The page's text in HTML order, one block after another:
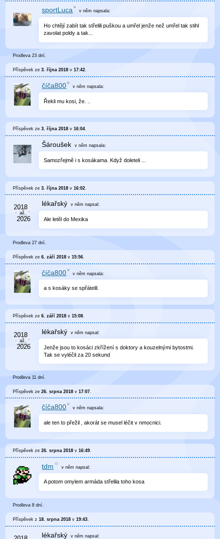
sportLuca v něm napsala:
Ho chtějí zabít tak střelili puškou a umřel jenže než umřel tak stihl
zavolat poldy a tak...
Prodleva 23 dní.
Příspěvek ze3. října 2018 v17:42.
číča800 v něm napsala:
Řekli mu kosi, že. ..
Příspěvek ze3. října 2018 v16:04.
Šároušek v něm napsala:
Samozřejmě i s kosákama. Když doleteli ...
Příspěvek ze3. října 2018 v16:02
lékařský v něm napsal:
Ale letěl do Mexika
Prodleva 27 dní.
Příspěvek ze6. září 2018 v15:56
číča800 v něm napsala:
a s kosáky se spřátelil.
Příspěvek ze6. září 2018 v15:08.
lékařský v něm napsal:
Jenže jsou to kosáci zkřížení s doktory a kouzelnými bytostmi.
Tak se vyléčil za 20 sekund
Prodleva 11 dní.
Příspěvek ze26. srpna 2018 v17:07
číča800 v něm napsala:
ale ten to přežil , akorát se musel léčit v nmocnici.
Příspěvek ze26. srpna 2018 v16:49
tdm v němnapsal:
A potom omylem armáda střelila toho kosa
Prodleva 8 dní.
Příspěvek z18. srpna 2018 v19:43.
lékařský v něm napsal: